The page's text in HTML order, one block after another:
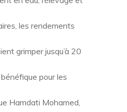
les rendements
grimper jusqu’à 20
pour les
Hamdati Mohamed,